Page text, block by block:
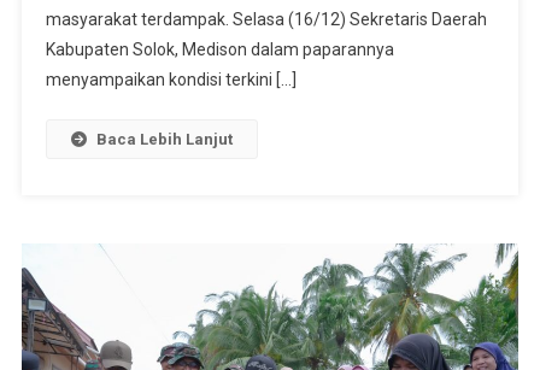
Tengah
masyarakat terdampak. Selasa (16/12) Sekretaris Daerah
Kabupaten Solok, Medison dalam paparannya
menyampaikan kondisi terkini […]
Baca Lebih Lanjut